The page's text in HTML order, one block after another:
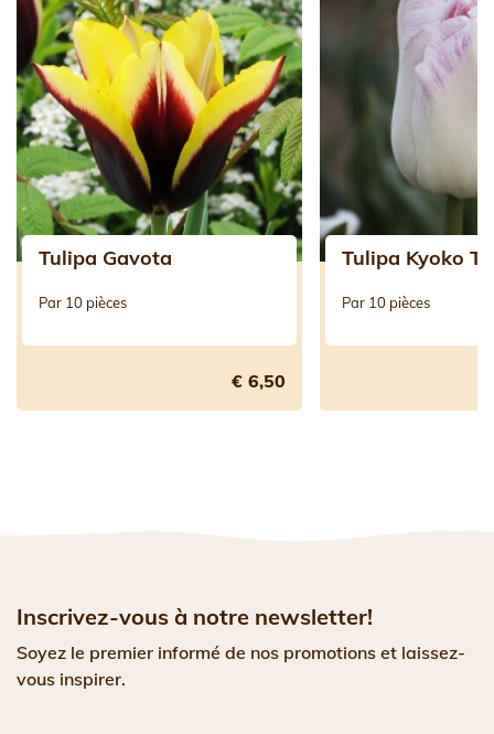
Tulipa Gavota
Par 10 pièces
€ 6,50
Tulipa Kyoko
Par 10 pièces
Inscrivez-vous à notre newsletter!
Soyez le premier informé de nos promotions et laissez-
vous inspirer.